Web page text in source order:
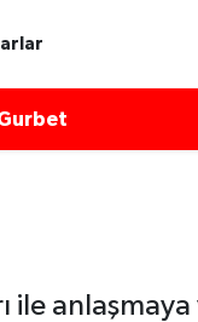
ile anlaşmaya